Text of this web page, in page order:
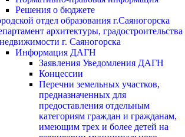
Решения о бюджете
отдел образования г.Саяногорска
архитектуры, градостроительства
г. Саяногорска
Информация ДАГН
Заявления Уведомления ДАГН
Концессии
Перечни земельных участков,
предназначенных для
предоставления отдельным
категориям граждан и гражданам,
имеющим трех и более детей на